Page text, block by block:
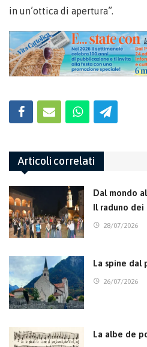
in un’ottica di apertura”.
Articoli correlati
Dal mondo
Il raduno dei
28/07/2026
La spine dal
26/07/2026
La albe de